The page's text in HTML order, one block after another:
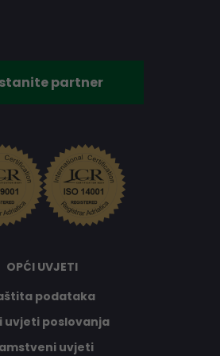
partner
OPĆI UVJETI
podataka
uvjeti poslovanja
uvjeti